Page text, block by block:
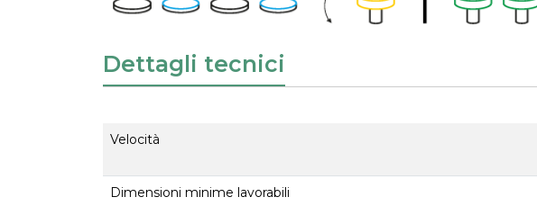
Dettagli tecnici
Velocità
Dimensioni minime lavorabili